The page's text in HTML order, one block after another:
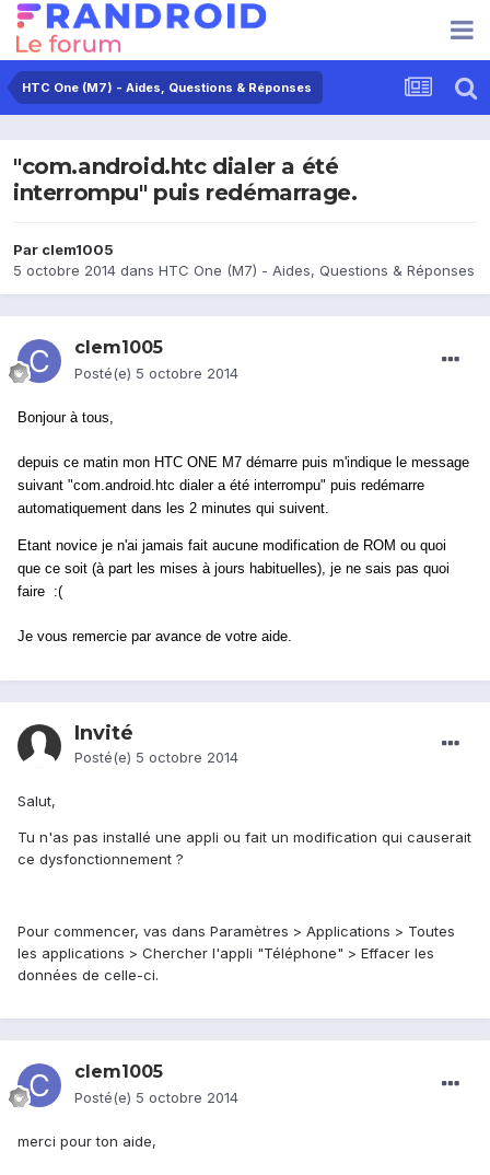
HTC One (M7) - Aides, Questions & Réponses
"com.android.htc dialer a été
interrompu" puis redémarrage.
Par clem1005
5 octobre 2014 dans HTC One (M7) - Aides, Questions & Réponses
clem1005
Posté(e) 5 octobre 2014
Bonjour à tous,
depuis ce matin mon HTC ONE M7 démarre puis m'indique le message
suivant "com.android.htc dialer a été interrompu" puis redémarre
automatiquement dans les 2 minutes qui suivent.
Etant novice je n'ai jamais fait aucune modification de ROM ou quoi
que ce soit (à part les mises à jours habituelles), je ne sais pas quoi
faire :(
Je vous remercie par avance de votre aide.
Invité
Posté(e) 5 octobre 2014
Salut,
Tu n'as pas installé une appli ou fait un modification qui causerait
ce dysfonctionnement ?
Pour commencer, vas dans Paramètres > Applications > Toutes
les applications > Chercher l'appli "Téléphone" > Effacer les
données de celle-ci.
clem1005
Posté(e) 5 octobre 2014
merci pour ton aide,